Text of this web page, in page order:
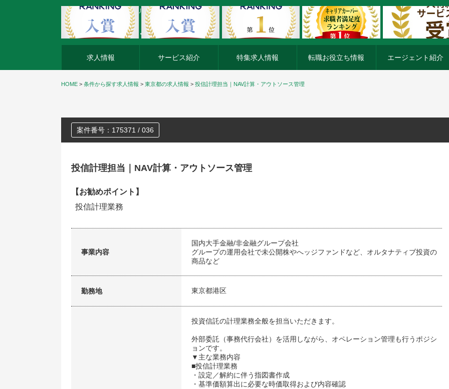
外資系企業の転職・キャリア転職ならアージスジャパン
求人情報 サービス紹介 特集求人情報 転職お役立ち情報 エージェント紹介
HOME > 条件から探す求人情報 > 東京都の求人情報 > 投信計理担当｜NAV計算・アウトソース管理
案件番号：175371 / 036
投信計理担当｜NAV計算・アウトソース管理
【お勧めポイント】
投信計理業務
事業内容
国内大手金融/非金融グループ会社
グループの運用会社で未公開株やへッジファンドなど、オルタナティブ投資の
商品など
勤務地 東京都港区
投資信託の計理業務全般を担当いただきます。
外部委託（事務代行会社）を活用しながら、オペレーション管理も行うポジシ
ョンです。
▼主な業務内容
■投信計理業務
・設定／解約に伴う指図書作成
・基準価額算出に必要な時価取得および内容確認